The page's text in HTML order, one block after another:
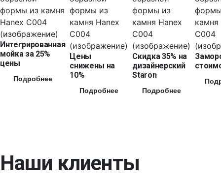
Интегрированная
мойка за 25%
цены
Подробнее
Цены
снижены на
10%
Подробнее
Скидка 35% на
дизайнерский
Staron
Подробнее
Наши клиенты